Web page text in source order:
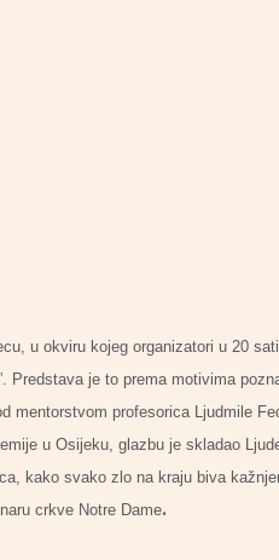
u okviru kojeg organizatori u 20
je to prema motivima
profesorica Ljudmile
u Osijeku, glazbu je skladao
kako svako zlo na kraju biva
crkve Notre Dame.